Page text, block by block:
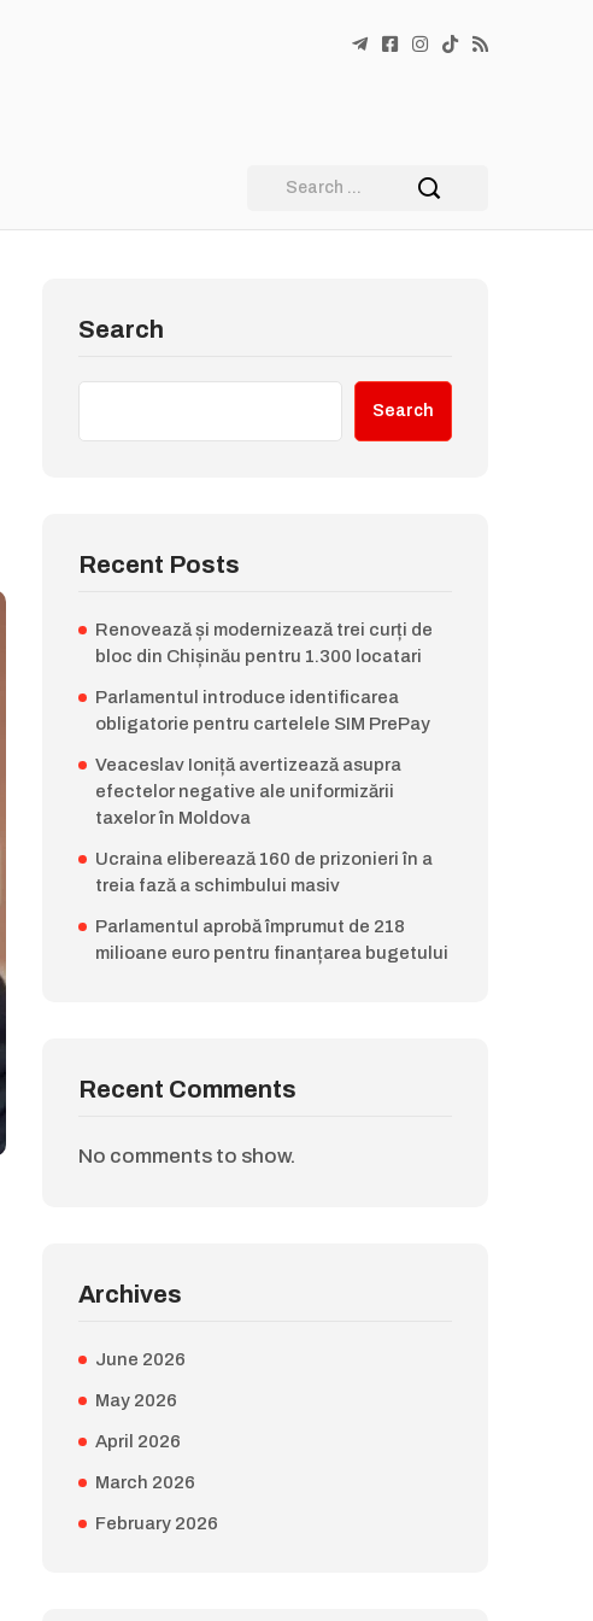
Search
Search
Recent Posts
Renovează și modernizează trei curți de
bloc din Chișinău pentru 1.300 locatari
Parlamentul introduce identificarea
obligatorie pentru cartelele SIM PrePay
Veaceslav Ioniță avertizează asupra
efectelor negative ale uniformizării
taxelor în Moldova
Ucraina eliberează 160 de prizonieri în a
treia fază a schimbului masiv
Parlamentul aprobă împrumut de 218
milioane euro pentru finanțarea bugetului
Recent Comments
No comments to show.
Archives
June 2026
May 2026
April 2026
March 2026
February 2026